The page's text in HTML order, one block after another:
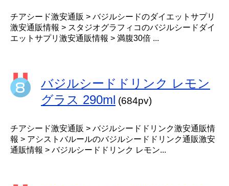
チアシード激安通販 > バジルシードのダイエットサプリ
激安通販情報 > スタジオグラフィコのバジルシードダイ
エットサプリ激安通販情報 > 満腹30倍 ...
バジルシードドリンク レモン
グラス 290ml (684pv)
チアシード激安通販 > バジルシードドリンク激安通販情
報 > アシストバルールのバジルシードドリンク通販激安
通販情報 > バジルシードドリンク レモン...